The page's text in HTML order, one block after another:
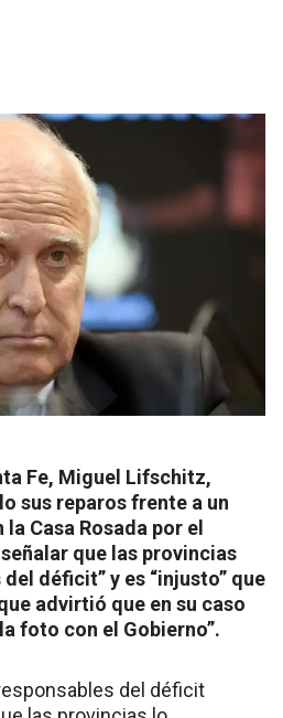
Fe, Miguel Lifschitz,
sus reparos frente a un
Casa Rosada por el
que las provincias
déficit” y es “injusto” que
advirtió que en su caso
foto con el Gobierno”.
del déficit